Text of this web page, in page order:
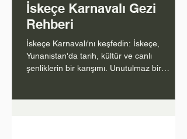
İskeçe Karnavalı Gezi
Rehberi
İskeçe Karnavalı'nı keşfedin: İskeçe,
Yunanistan'da tarih, kültür ve canlı
şenliklerin bir karışımı. Unutulmaz bir